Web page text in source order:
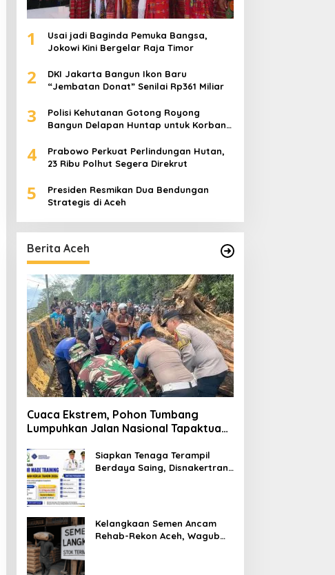
1
Usai jadi Baginda Pemuka Bangsa,
Jokowi Kini Bergelar Raja Timor
2
DKI Jakarta Bangun Ikon Baru
“Jembatan Donat” Senilai Rp361 Miliar
3
Polisi Kehutanan Gotong Royong
Bangun Delapan Huntap untuk Korban
4
Prabowo Perkuat Perlindungan Hutan,
23 Ribu Polhut Segera Direkrut
5
Presiden Resmikan Dua Bendungan
Strategis di Aceh
Berita Aceh
Cuaca Ekstrem, Pohon Tumbang
Lumpuhkan Jalan Nasional Tapaktuan-
Siapkan Tenaga Terampil
Berdaya Saing, Disnakertrans
Kelangkaan Semen Ancam
Rehab-Rekon Aceh, Wagub